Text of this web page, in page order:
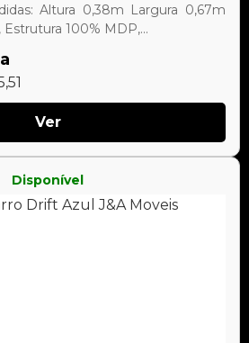
Altura 0,38m Largura 0,67m
100% MDP,...
Ver
Disponível